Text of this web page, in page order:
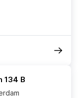
134 B